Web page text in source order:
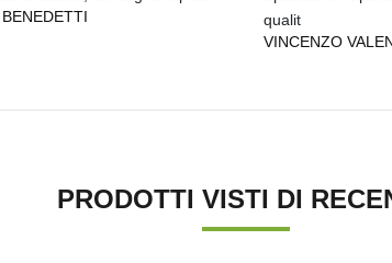
qualit
VINCENZO
PRODOTTI VISTI DI